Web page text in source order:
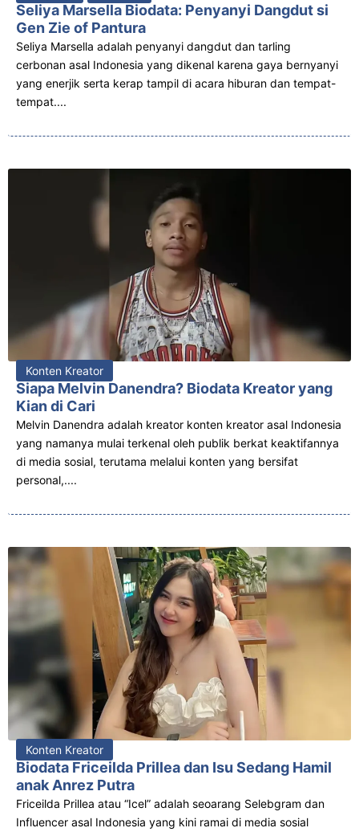
Seliya Marsella Biodata: Penyanyi Dangdut si
Gen Zie of Pantura
Seliya Marsella adalah penyanyi dangdut dan tarling
cerbonan asal Indonesia yang dikenal karena gaya bernyanyi
yang enerjik serta kerap tampil di acara hiburan dan tempat-
tempat....
Konten Kreator
Siapa Melvin Danendra? Biodata Kreator yang
Kian di Cari
Melvin Danendra adalah kreator konten kreator asal Indonesia
yang namanya mulai terkenal oleh publik berkat keaktifannya
di media sosial, terutama melalui konten yang bersifat
personal,....
Konten Kreator
Biodata Friceilda Prillea dan Isu Sedang Hamil
anak Anrez Putra
Friceilda Prillea atau “Icel” adalah seoarang Selebgram dan
Influencer asal Indonesia yang kini ramai di media sosial